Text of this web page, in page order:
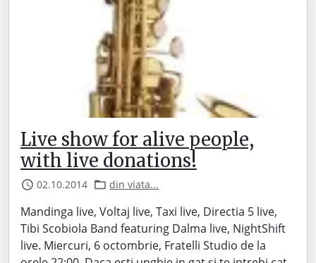
Live show for alive people,
with live donations!
02.10.2014 din viata...
Mandinga live, Voltaj live, Taxi live, Directia 5 live,
Tibi Scobiola Band featuring Dalma live, NightShift
live. Miercuri, 6 octombrie, Fratelli Studio de la